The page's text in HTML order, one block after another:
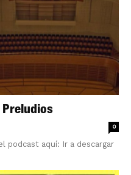
0
podcast aquí: Ir a descargar